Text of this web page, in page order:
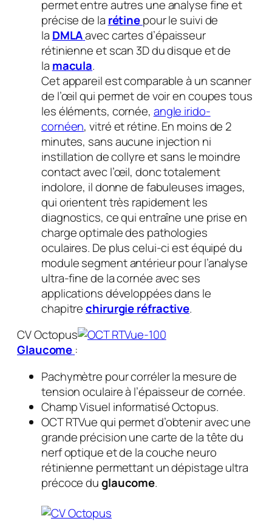
permet entre autres une analyse fine et
précise de la rétinepour le suivi de
la DMLAavec cartes d’épaisseur
rétinienne et scan 3D du disque et de
la macula.
Cet appareil est comparable à un scanner
de l’œil qui permet de voir en coupes tous
les éléments, cornée, angle irido-
cornéen, vitré et rétine. En moins de 2
minutes, sans aucune injection ni
instillation de collyre et sans le moindre
contact avec l’œil, donc totalement
indolore, il donne de fabuleuses images,
qui orientent très rapidement les
diagnostics, ce qui entraîne une prise en
charge optimale des pathologies
oculaires. De plus celui-ci est équipé du
module segment antérieur pour l’analyse
ultra-fine de la cornée avec ses
applications développées dans le
chapitrechirurgie réfractive.
CV Octopus
Glaucome :
Pachymètre pour corréler la mesure de
tension oculaire à l’épaisseur de cornée.
Champ Visuel informatisé Octopus.
OCT RTVue qui permet d’obtenir avec une
grande précision une carte de la tête du
nerf optique et de la couche neuro
rétinienne permettant un dépistage ultra
précoce duglaucome.